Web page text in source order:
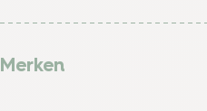
Merken